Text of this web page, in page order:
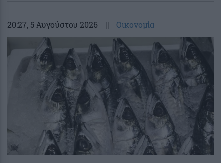
20:27, 5 Αυγούστου 2026 || Οικονομία